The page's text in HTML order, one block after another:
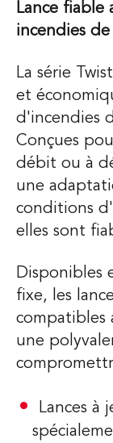
Lance fiable
incendies
La série
et
d'incendies
Conçues
débit ou à
une
conditions
elles sont
Disponibles
fixe, les
compatibles
une
Lances à